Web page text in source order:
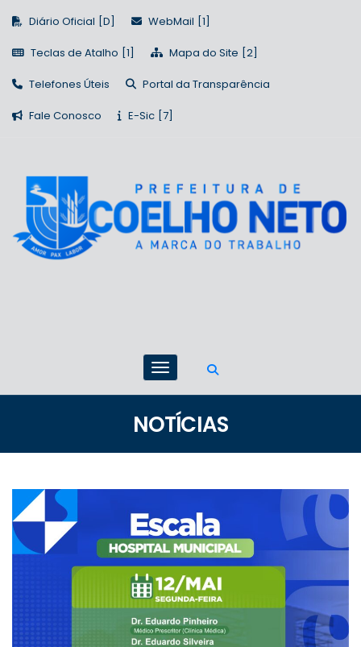
Diário Oficial WebMail
Teclas de Atalho Mapa do Site
Telefones Úteis Portal da Transparência
Fale Conosco E-Sic
NOTÍCIAS